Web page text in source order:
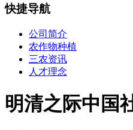
快捷导航
公司简介
农作物种植
三农资讯
人才理念
明清之际中国